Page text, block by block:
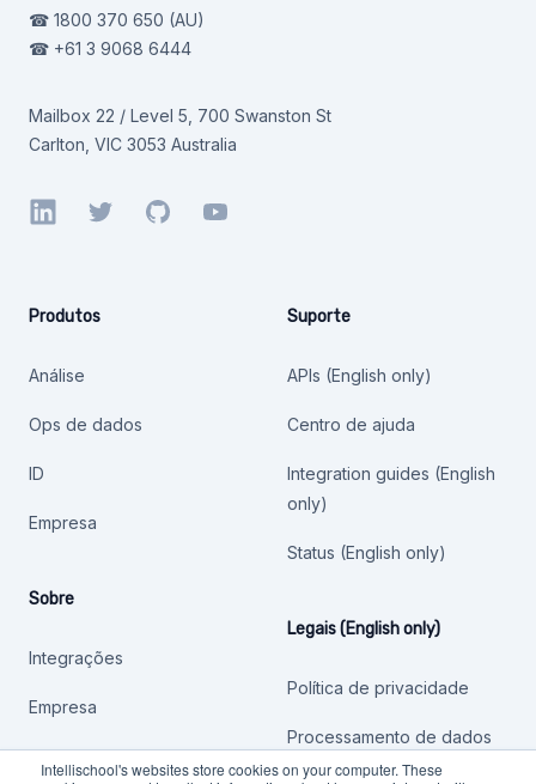
Intellischool's websites store cookies on your computer. These
☎ 1800 370 650 (AU)
☎ +61 3 9068 6444
Mailbox 22 / Level 5, 700 Swanston St
Carlton, VIC 3053 Australia
LinkedInTwitterGitHubYouTube
Produtos
Análise
Ops de dados
ID
Empresa
Sobre
Integrações
Empresa
Suporte
APIs (English only)
Centro de ajuda
Integration guides (English
only)
Status (English only)
Legais (English only)
Política de privacidade
Processamento de dados